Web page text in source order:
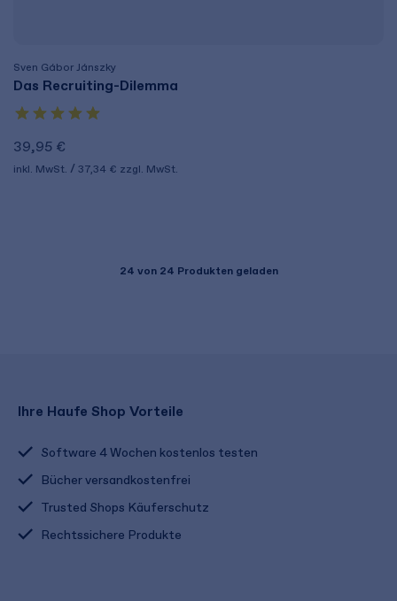
Sven Gábor Jánszky
Das Recruiting-Dilemma
39,95 €
inkl. MwSt. 37,34 € zzgl. MwSt.
24 von 24 Produkten geladen
Ihre Haufe Shop Vorteile
Software 4 Wochen kostenlos testen
Bücher versandkostenfrei
Trusted Shops Käuferschutz
Rechtssichere Produkte